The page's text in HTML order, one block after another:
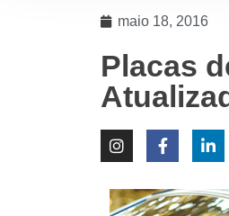
maio 18, 2016
Placas